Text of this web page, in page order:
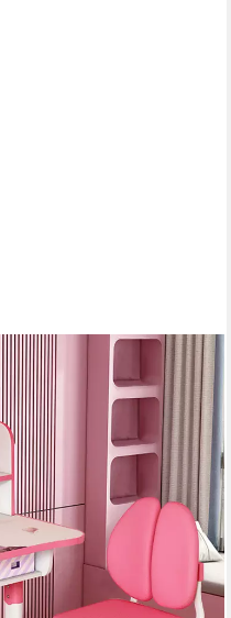
Set für
cm (Kinder-Schreibtisch-
1 x Kinderstuhl),
und Schublade für Jungs